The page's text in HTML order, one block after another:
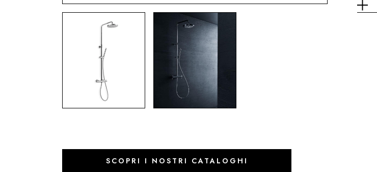
SCOPRI I NOSTRI CATALOGHI